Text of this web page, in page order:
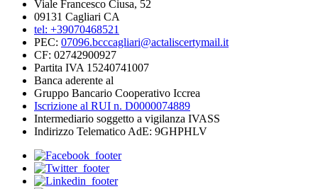
Viale Francesco Ciusa, 52
09131 Cagliari CA
tel: +39070468521
PEC: 07096.bcccagliari@actaliscertymail.it
CF: 02742900927
Partita IVA 15240741007
Banca aderente al
Gruppo Bancario Cooperativo Iccrea
Iscrizione al RUI n. D0000074889
Intermediario soggetto a vigilanza IVASS
Indirizzo Telematico AdE: 9GHPHLV